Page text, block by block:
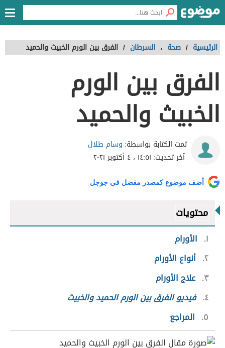
الرئيسية / صحة ، السرطان / الفرق بين الورم الخبيث والحميد
الفرق بين الورم
الخبيث والحميد
تمت الكتابة بواسطة: وسام طلال
آخر تحديث: ١٤:٥١ ، ٤ أكتوبر ٢٠٢١
أضف موضوع كمصدر مفضل في جوجل
محتويات
١
الأورام
٢ أنواع الأورام
٣ علاج الأورام
٤ فيديو الفرق بين الورم الحميد والخبيث
٥
المراجع